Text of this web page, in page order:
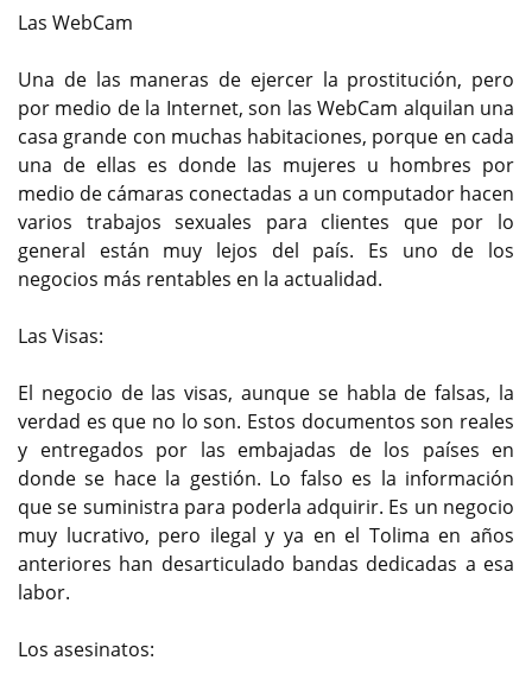
Las WebCam
Una de las maneras de ejercer la prostitución, pero
por medio de la Internet, son las WebCam alquilan una
casa grande con muchas habitaciones, porque en cada
una de ellas es donde las mujeres u hombres por
medio de cámaras conectadas a un computador hacen
varios trabajos sexuales para clientes que por lo
general están muy lejos del país. Es uno de los
negocios más rentables en la actualidad.
Las Visas:
El negocio de las visas, aunque se habla de falsas, la
verdad es que no lo son. Estos documentos son reales
y entregados por las embajadas de los países en
donde se hace la gestión. Lo falso es la información
que se suministra para poderla adquirir. Es un negocio
muy lucrativo, pero ilegal y ya en el Tolima en años
anteriores han desarticulado bandas dedicadas a esa
labor.
Los asesinatos: